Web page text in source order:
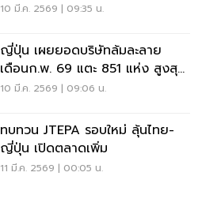
10 มี.ค. 2569 | 09:35 น.
ญี่ปุ่น เผยยอดบริษัทล้มละลาย
เดือนก.พ. 69 แตะ 851 แห่ง สูงสุด
ในรอบ 13 ปี
10 มี.ค. 2569 | 09:06 น.
ทบทวน JTEPA รอบใหม่ ลุ้นไทย-
ญี่ปุ่น เปิดตลาดเพิ่ม
11 มี.ค. 2569 | 00:05 น.